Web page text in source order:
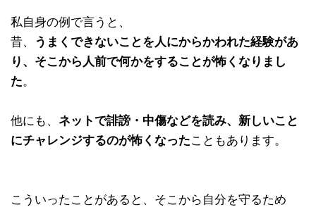
私自身の例で言うと、
昔、
うまくできないことを人にからかわれた経験があ
り、そこから人前で何かをすることが怖くなりまし
た。
他にも、 ネットで誹謗・中傷などを読み、新しいこと
にチャレンジするのが怖くなったこともあります。
こういったことがあると、そこから自分を守るため